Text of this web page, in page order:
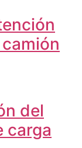
del
carga